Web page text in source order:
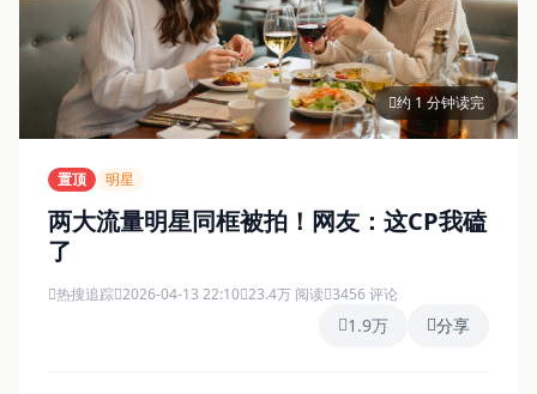
约 1 分钟读完
置顶 明星
两大流量明星同框被拍！网友：这CP我磕
了
热搜追踪 2026-04-13 22:10 23.4万 阅读 3456 评论
1.9万 分享